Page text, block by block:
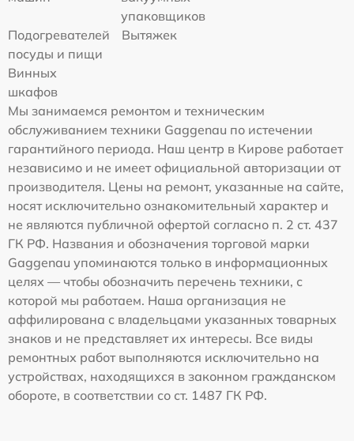
упаковщиков
Подогревателей
посуды и пищи
Вытяжек
Винных
шкафов
Мы занимаемся ремонтом и техническим
обслуживанием техники Gaggenau по истечении
гарантийного периода. Наш центр в Кирове работает
независимо и не имеет официальной авторизации от
производителя. Цены на ремонт, указанные на сайте,
носят исключительно ознакомительный характер и
не являются публичной офертой согласно п. 2 ст. 437
ГК РФ. Названия и обозначения торговой марки
Gaggenau упоминаются только в информационных
целях — чтобы обозначить перечень техники, с
которой мы работаем. Наша организация не
аффилирована с владельцами указанных товарных
знаков и не представляет их интересы. Все виды
ремонтных работ выполняются исключительно на
устройствах, находящихся в законном гражданском
обороте, в соответствии со ст. 1487 ГК РФ.